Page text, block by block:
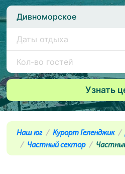
Дивноморское
Наш юг Курорт Геленджик
Частный сектор